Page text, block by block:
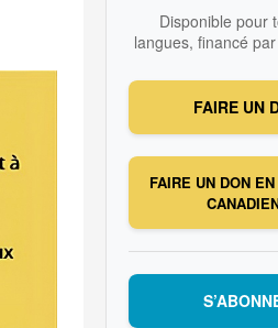
Disponible pour
langues, financé
FAIRE UN
FAIRE UN DON